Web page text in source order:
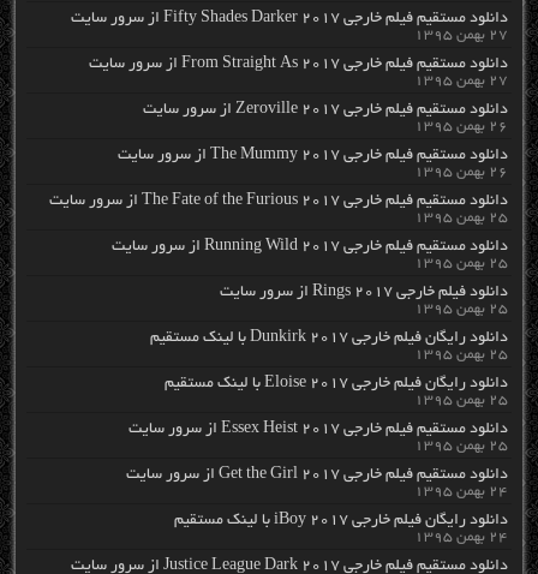
دانلود مستقیم فیلم خارجی Fifty Shades Darker 2017 از سرور سایت
۲۷ بهمن ۱۳۹۵
دانلود مستقیم فیلم خارجی From Straight As 2017 از سرور سایت
۲۷ بهمن ۱۳۹۵
دانلود مستقیم فیلم خارجی Zeroville 2017 از سرور سایت
۲۶ بهمن ۱۳۹۵
دانلود مستقیم فیلم خارجی The Mummy 2017 از سرور سایت
۲۶ بهمن ۱۳۹۵
دانلود مستقیم فیلم خارجی The Fate of the Furious 2017 از سرور سایت
۲۵ بهمن ۱۳۹۵
دانلود مستقیم فیلم خارجی Running Wild 2017 از سرور سایت
۲۵ بهمن ۱۳۹۵
دانلود فیلم خارجی Rings 2017 از سرور سایت
۲۵ بهمن ۱۳۹۵
دانلود رایگان فیلم خارجی Dunkirk 2017 با لینک مستقیم
۲۵ بهمن ۱۳۹۵
دانلود رایگان فیلم خارجی Eloise 2017 با لینک مستقیم
۲۵ بهمن ۱۳۹۵
دانلود مستقیم فیلم خارجی Essex Heist 2017 از سرور سایت
۲۵ بهمن ۱۳۹۵
دانلود مستقیم فیلم خارجی Get the Girl 2017 از سرور سایت
۲۴ بهمن ۱۳۹۵
دانلود رایگان فیلم خارجی iBoy 2017 با لینک مستقیم
۲۴ بهمن ۱۳۹۵
دانلود مستقیم فیلم خارجی Justice League Dark 2017 از سرور سایت